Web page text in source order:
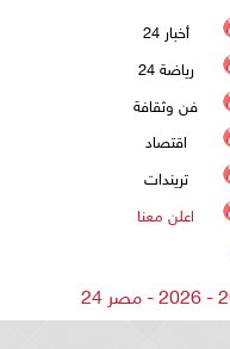
أخبار 24
رياضة 24
فن وثقافة
اقتصاد
تريندات
اعلن معنا